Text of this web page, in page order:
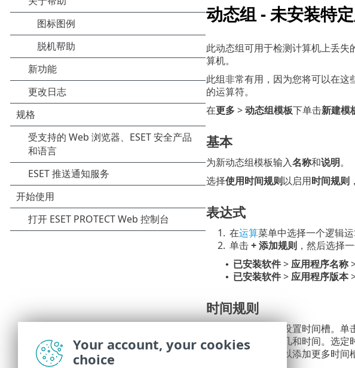
动态组 - 未安装特
此动态组可用于检测计算机上丢失
算机。
此组非常有用，因为您将可以在
的运算符。
在更多 >动态组模板下单击新建模
基本
为新动态组模板输入名称和说明。
选择使用时间规则以启用时间规则
表达式
1. 在运算菜单中选择一个逻辑运
2. 单击+ 添加规则，然后选择
• 已安装软件>应用程序名称
• 已安装软件>应用程序版本
时间规则
为新的动态组模板设置时间槽。单
日、周末）或星期几和时间。选定
间的持续时间。可以添加更多时间
Your account, your cookies
choice